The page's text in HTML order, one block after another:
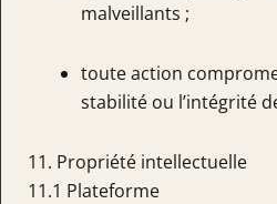
malveillants ;
toute action
stabilité ou l’intégrité
11. Propriété intellectuelle
11.1 Plateforme